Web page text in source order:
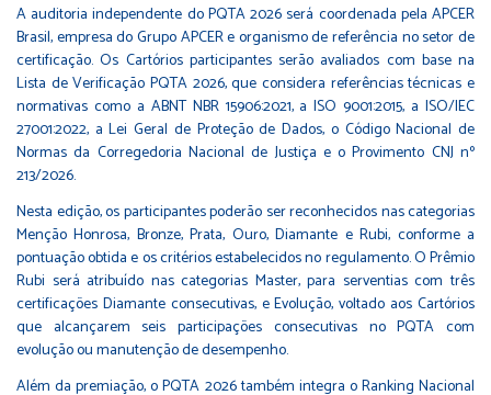
A auditoria independente do PQTA 2026 será coordenada pela APCER
Brasil, empresa do Grupo APCER e organismo de referência no setor de
certificação. Os Cartórios participantes serão avaliados com base na
Lista de Verificação PQTA 2026, que considera referências técnicas e
normativas como a ABNT NBR 15906:2021, a ISO 9001:2015, a ISO/IEC
27001:2022, a Lei Geral de Proteção de Dados, o Código Nacional de
Normas da Corregedoria Nacional de Justiça e o Provimento CNJ nº
213/2026.
Nesta edição, os participantes poderão ser reconhecidos nas categorias
Menção Honrosa, Bronze, Prata, Ouro, Diamante e Rubi, conforme a
pontuação obtida e os critérios estabelecidos no regulamento. O Prêmio
Rubi será atribuído nas categorias Master, para serventias com três
certificações Diamante consecutivas, e Evolução, voltado aos Cartórios
que alcançarem seis participações consecutivas no PQTA com
evolução ou manutenção de desempenho.
Além da premiação, o PQTA 2026 também integra o Ranking Nacional